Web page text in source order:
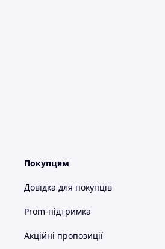
Покупцям
Довідка для покупців
Prom-підтримка
Акційні пропозиції